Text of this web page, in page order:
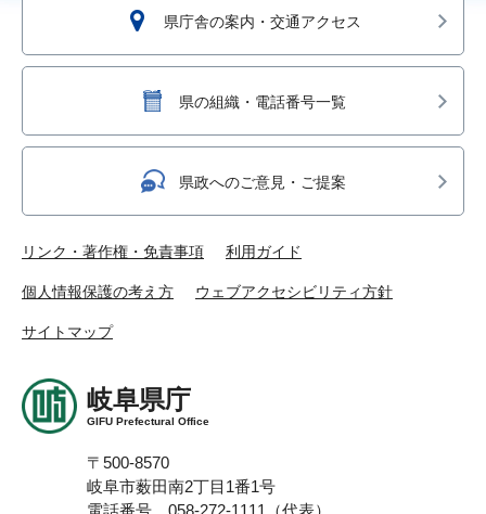
県庁舎の案内・交通アクセス
県の組織・電話番号一覧
県政へのご意見・ご提案
リンク・著作権・免責事項 利用ガイド
個人情報保護の考え方 ウェブアクセシビリティ方針
サイトマップ
岐阜県庁
GIFU Prefectural Office
〒500-8570
岐阜市薮田南2丁目1番1号
電話番号 058-272-1111（代表）